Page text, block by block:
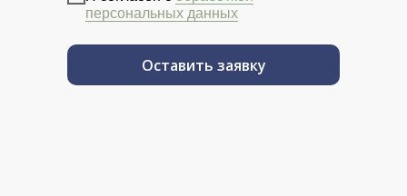
персональных данных
Оставить заявку